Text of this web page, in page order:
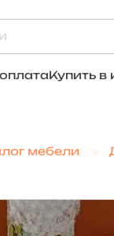
Купить в
мебели